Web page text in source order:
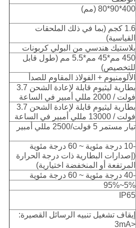
400*90*80 (مم)
1.6 كجم (بما في ذلك الملحقات
القياسية)
بلاستيك هندسي من البولي كربونات
450 مم*45 مم*5.5 مم (طول قابل
للتخصيص)
الألومنيوم + الفولاذ المقاوم للصدأ
بطارية ليثيوم قابلة لإعادة الشحن 3.7
فولت / 2000 مللي أمبير في الساعة
بطارية ليثيوم قابلة لإعادة الشحن 3.7
فولت / 13000 مللي أمبير في الساعة
تيار مستمر 5 فولت/2500 مللي أمبير
-10 درجة مئوية ~ 60 درجة مئوية
(إصدارات البطارية ذات درجة الحرارة
المرتفعة أو المنخفضة اختيارية)
-40 درجة مئوية ~ 60 درجة مئوية
5%~95%
IP65
إيقاف تشغيل تنبيه الرسائل القصيرة:
<3mA